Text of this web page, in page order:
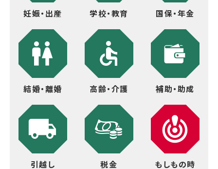
妊娠・出産 学校・教育 国保・年金
結婚・離婚 高齢・介護 補助・助成
引越し 税金 もしもの時